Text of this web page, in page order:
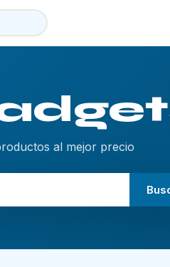
al mejor precio